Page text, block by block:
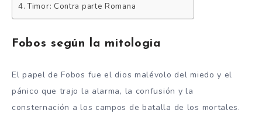
Timor: Contra parte Romana
Fobos según la mitologia
El papel de Fobos fue el dios malévolo del miedo y el
pánico que trajo la alarma, la confusión y la
consternación a los campos de batalla de los mortales.